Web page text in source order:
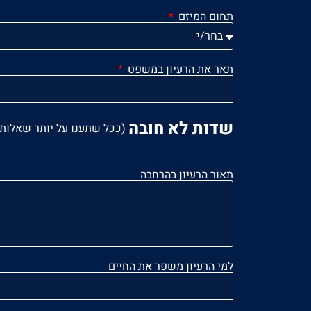
תחום המיזם
תאר את הרעיון במשפט
שדות לא חובה (ככל שתענו על יותר
תאור הרעיון בהרחבה
למי הרעיון משפר את החיים